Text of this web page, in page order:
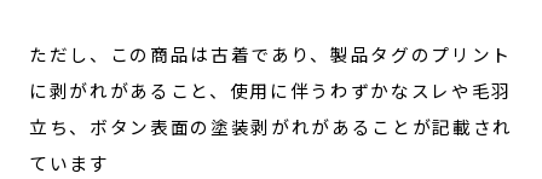
ただし、この商品は古着であり、製品タグのプリント
に剥がれがあること、使用に伴うわずかなスレや毛羽
立ち、ボタン表面の塗装剥がれがあることが記載され
ています